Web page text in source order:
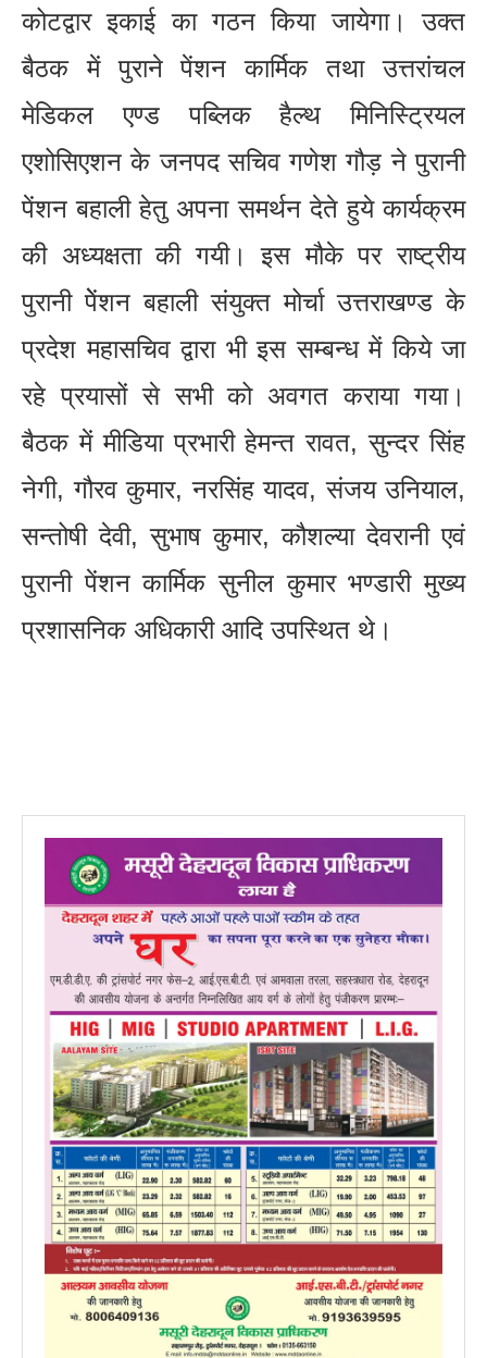
कोटद्वार इकाई का गठन किया जायेगा। उक्त
बैठक में पुराने पेंशन कार्मिक तथा उत्तरांचल
मेडिकल एण्ड पब्लिक हैल्थ मिनिस्ट्रियल
एशोसिएशन के जनपद सचिव गणेश गौड़ ने पुरानी
पेंशन बहाली हेतु अपना समर्थन देते हुये कार्यक्रम
की अध्यक्षता की गयी। इस मौके पर राष्ट्रीय
पुरानी पेेंशन बहाली संयुक्त मोर्चा उत्तराखण्ड के
प्रदेश महासचिव द्वारा भी इस सम्बन्ध में किये जा
रहे प्रयासों से सभी को अवगत कराया गया।
बैठक में मीडिया प्रभारी हेमन्त रावत, सुन्दर सिंह
नेगी, गौरव कुमार, नरसिंह यादव, संजय उनियाल,
सन्तोषी देवी, सुभाष कुमार, कौशल्या देवरानी एवं
पुरानी पेंशन कार्मिक सुनील कुमार भण्डारी मुख्य
प्रशासनिक अधिकारी आदि उपस्थित थे।